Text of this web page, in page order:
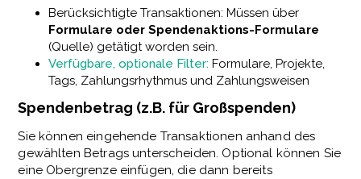
Berücksichtigte Transaktionen: Müssen über
Formulare oder Spendenaktions-Formulare
(Quelle) getätigt worden sein.
Verfügbare, optionale Filter: Formulare, Projekte,
Tags, Zahlungsrhythmus und Zahlungsweisen
Spendenbetrag (z.B. für Großspenden)
Sie können eingehende Transaktionen anhand des
gewählten Betrags unterscheiden. Optional können Sie
eine Obergrenze einfügen, die dann bereits